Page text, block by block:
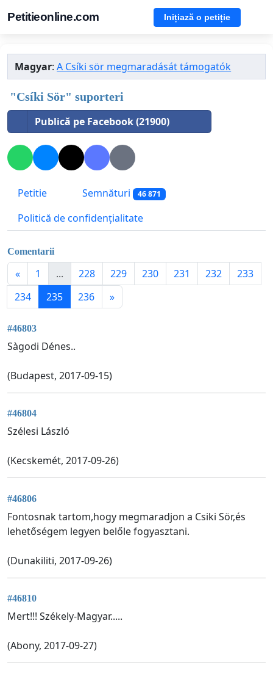
Petitieonline.com Inițiază o petiție
Magyar:A Csíki sör megmaradását támogatók
"Csíki Sör" suporteri
Publică pe Facebook (21900)
Petitie Semnături 46 871
Politică de confidențialitate
Comentarii
« 1 ... 228 229 230 231 232
233
234
235 236 »
#46803
Sàgodi Dénes..
(Budapest, 2017-09-15)
#46804
Szélesi László
(Kecskemét, 2017-09-26)
#46806
Fontosnak tartom,hogy megmaradjon a Csiki Sör,és
lehetőségem legyen belőle fogyasztani.
(Dunakiliti, 2017-09-26)
#46810
Mert!!! Székely-Magyar.....
(Abony, 2017-09-27)